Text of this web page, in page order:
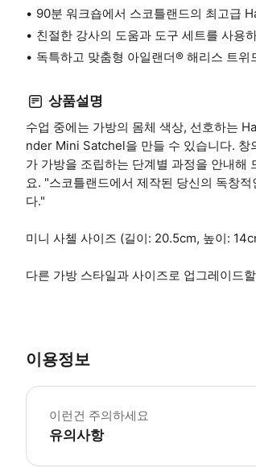
90분 워크숍에서 스코틀랜드의 최고급
친절한 강사의 도움과 도구 세트를 사용
독특하고 맞춤형 아일랜더® 해리스 트
상품설명
수업 중에는 가방의 몸체 색상, 선호하는
nder Mini Satchel을 만들 수 있습니다. 창
가 가방을 조립하는 단계별 과정을 안내해
요. "스코틀랜드에서 제작된 당신의 독창
다."
미니 사첼 사이즈 (길이: 20.5cm, 높이:
다른 가방 스타일과 사이즈로 업그레이드
이용정보
이런건 주의하세요
유의사항